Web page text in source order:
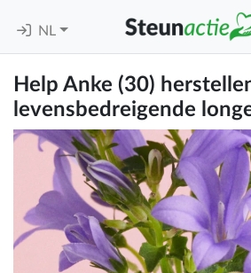
NL
​Help Anke (30)
levensbedreigende